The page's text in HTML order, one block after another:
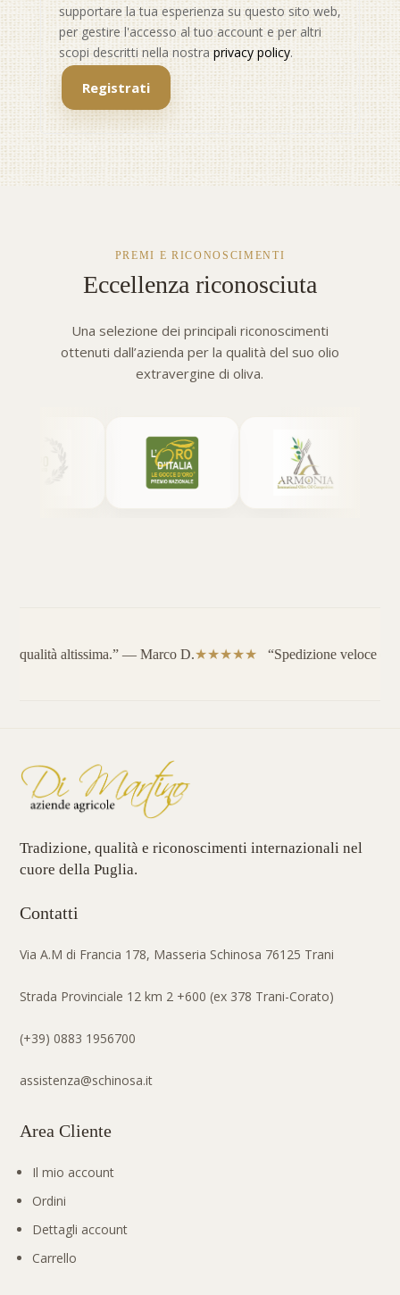
supportare la tua esperienza su questo sito web,
per gestire l'accesso al tuo account e per altri
scopi descritti nella nostraprivacy policy.
Registrati
PREMI E RICONOSCIMENTI
Eccellenza riconosciuta
Una selezione dei principali riconoscimenti
ottenuti dall’azienda per la qualità del suo olio
extravergine di oliva.
qualità altissima.” — Marco D. “Spedizione veloce e
Tradizione, qualità e riconoscimenti internazionali nel
cuore della Puglia.
Contatti
Via A.M di Francia 178, Masseria Schinosa 76125 Trani
Strada Provinciale 12 km 2 +600 (ex 378 Trani-Corato)
(+39) 0883 1956700
assistenza@schinosa.it
Area Cliente
Il mio account
Ordini
Dettagli account
Carrello